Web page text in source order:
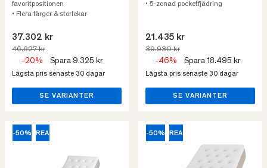
favoritpositionen
• Flera färger & storlekar
37.302 kr
46.627 kr
-20% Spara 9.325 kr
Lägsta pris senaste 30 dagar
SE VARIANTER
• 5-zonad pocketfjädring
21.435 kr
39.930 kr
-46% Spara 18.495 kr
Lägsta pris senaste 30 dagar
SE VARIANTER
-50% REA -50% REA